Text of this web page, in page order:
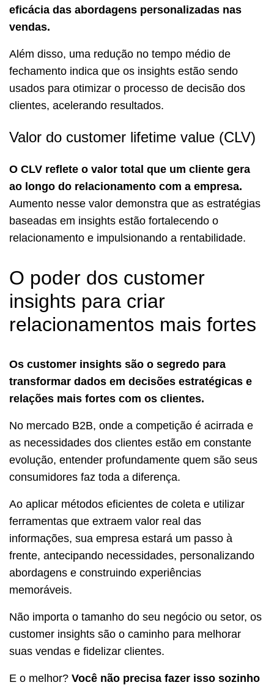
eficácia das abordagens personalizadas nas
vendas.
Além disso, uma redução no tempo médio de
fechamento indica que os insights estão sendo
usados para otimizar o processo de decisão dos
clientes, acelerando resultados.
Valor do customer lifetime value (CLV)
O CLV reflete o valor total que um cliente gera
ao longo do relacionamento com a empresa.
Aumento nesse valor demonstra que as estratégias
baseadas em insights estão fortalecendo o
relacionamento e impulsionando a rentabilidade.
O poder dos customer
insights para criar
relacionamentos mais fortes
Os customer insights são o segredo para
transformar dados em decisões estratégicas e
relações mais fortes com os clientes.
No mercado B2B, onde a competição é acirrada e
as necessidades dos clientes estão em constante
evolução, entender profundamente quem são seus
consumidores faz toda a diferença.
Ao aplicar métodos eficientes de coleta e utilizar
ferramentas que extraem valor real das
informações, sua empresa estará um passo à
frente, antecipando necessidades, personalizando
abordagens e construindo experiências
memoráveis.
Não importa o tamanho do seu negócio ou setor, os
customer insights são o caminho para melhorar
suas vendas e fidelizar clientes.
E o melhor? Você não precisa fazer isso sozinho